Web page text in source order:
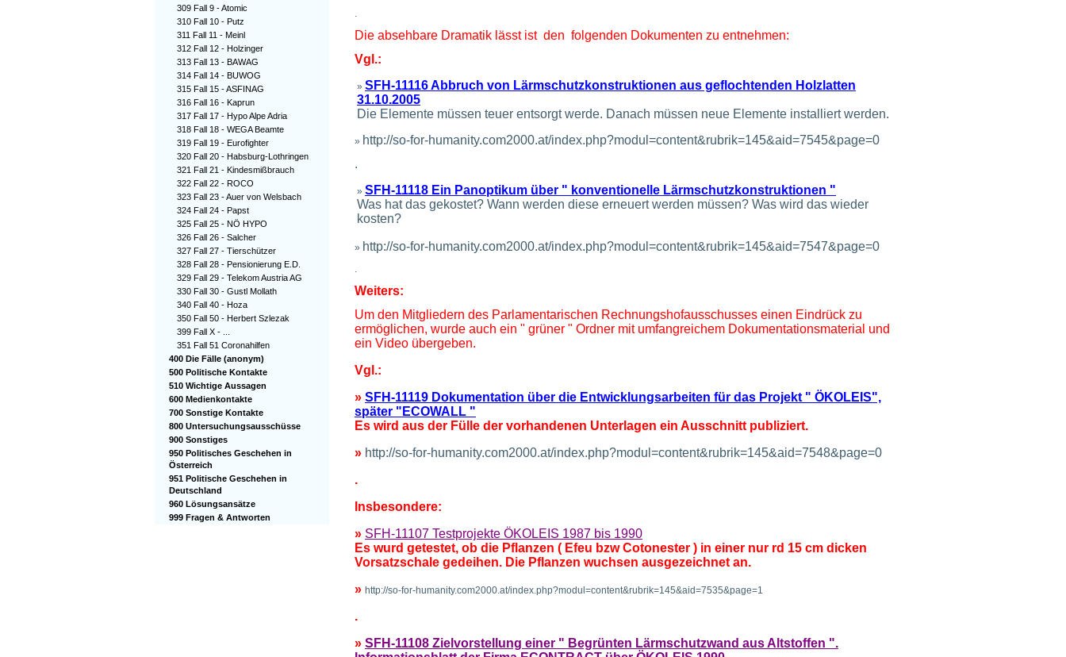
309 Fall 9 - Atomic
310 Fall 10 - Putz
311 Fall 11 - Meinl
312 Fall 12 - Holzinger
313 Fall 13 - BAWAG
314 Fall 14 - BUWOG
315 Fall 15 - ASFINAG
316 Fall 16 - Kaprun
317 Fall 17 - Hypo Alpe Adria
318 Fall 18 - WEGA Beamte
319 Fall 19 - Eurofighter
320 Fall 20 - Habsburg-Lothringen
321 Fall 21 - Kindesmißbrauch
322 Fall 22 - ROCO
323 Fall 23 - Auer von Welsbach
324 Fall 24 - Papst
325 Fall 25 - NÖ HYPO
326 Fall 26 - Salcher
327 Fall 27 - Tierschützer
328 Fall 28 - Pensionierung E.D.
329 Fall 29 - Telekom Austria AG
330 Fall 30 - Gustl Mollath
340 Fall 40 - Hoza
350 Fall 50 - Herbert Szlezak
399 Fall X - ...
351 Fall 51 Coronahilfen
400 Die Fälle (anonym)
500 Politische Kontakte
510 Wichtige Aussagen
600 Medienkontakte
700 Sonstige Kontakte
800 Untersuchungsausschüsse
900 Sonstiges
950 Politisches Geschehen in
Österreich
951 Politische Geschehen in
Deutschland
960 Lösungsansätze
999 Fragen & Antworten
.
Die absehbare Dramatik lässt ist den folgenden Dokumenten zu entnehmen:
Vgl.:
» SFH-11116 Abbruch von Lärmschutzkonstruktionen aus geflochtenden Holzlatten
31.10.2005
Die Elemente müssen teuer entsorgt werde. Danach müssen neue Elemente installiert werden.
» http://so-for-humanity.com2000.at/index.php?modul=content&rubrik=145&aid=7545&page=0
.
» SFH-11118 Ein Panoptikum über " konventionelle Lärmschutzkonstruktionen "
Was hat das gekostet? Wann werden diese erneuert werden müssen? Was wird das wieder
kosten?
» http://so-for-humanity.com2000.at/index.php?modul=content&rubrik=145&aid=7547&page=0
.
Weiters:
Um den Mitgliedern des Parlamentarischen Rechnungshofausschusses einen Eindrück zu
ermöglichen, wurde auch ein " grüner " Ordner mit umfangreichem Dokumentationsmaterial und
ein Video übergeben.
Vgl.:
» SFH-11119 Dokumentation über die Entwicklungsarbeiten für das Projekt " ÖKOLEIS",
später "ECOWALL "
Es wird aus der Fülle der vorhandenen Unterlagen ein Ausschnitt publiziert.
» http://so-for-humanity.com2000.at/index.php?modul=content&rubrik=145&aid=7548&page=0
.
Insbesondere:
» SFH-11107 Testprojekte ÖKOLEIS 1987 bis 1990
Es wurd getestet, ob die Pflanzen ( Efeu bzw Cotonester ) in einer nur rd 15 cm dicken
Vorsatzschale gedeihen. Die Pflanzen wuchsen ausgezeichnet an.
» http://so-for-humanity.com2000.at/index.php?modul=content&rubrik=145&aid=7535&page=1
.
» SFH-11108 Zielvorstellung einer " Begrünten Lärmschutzwand aus Altstoffen ".